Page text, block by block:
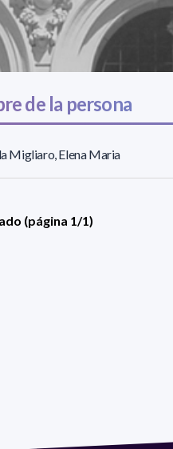
de la persona
Migliaro, Elena Maria
(página 1/1)